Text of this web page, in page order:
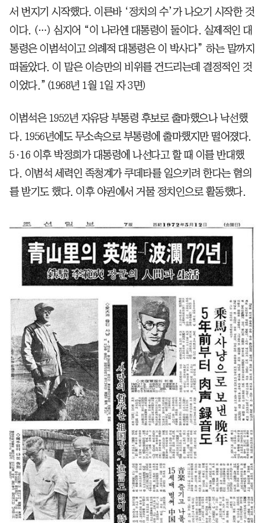
서 번지기 시작했다. 이른바 ‘정치의 수’가 나오기 시작한 것
이다. (…) 심지어 “이 나라엔 대통령이 둘이다. 실제적인 대
통령은 이범석이고 의례적 대통령은 이 박사다” 하는 말까지
떠돌았다. 이 말은 이승만의 비위를 건드리는데 결정적인 것
이었다.”(1968년 1월 1일 자 3면)
이범석은 1952년 자유당 부통령 후보로 출마했으나 낙선했
다. 1956년에도 무소속으로 부통령에 출마했지만 떨어졌다.
5·16 이후 박정희가 대통령에 나선다고 할 때 이를 반대했
다. 이범석 세력인 족청계가 쿠데타를 일으키려 한다는 혐의
를 받기도 했다. 이후 야권에서 거물 정치인으로 활동했다.